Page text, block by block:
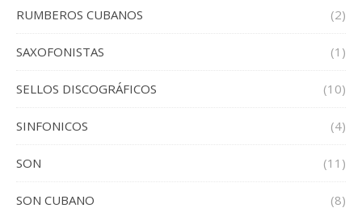
RUMBEROS CUBANOS (2)
SAXOFONISTAS (1)
SELLOS DISCOGRÁFICOS (10)
SINFONICOS (4)
SON (11)
SON CUBANO (8)